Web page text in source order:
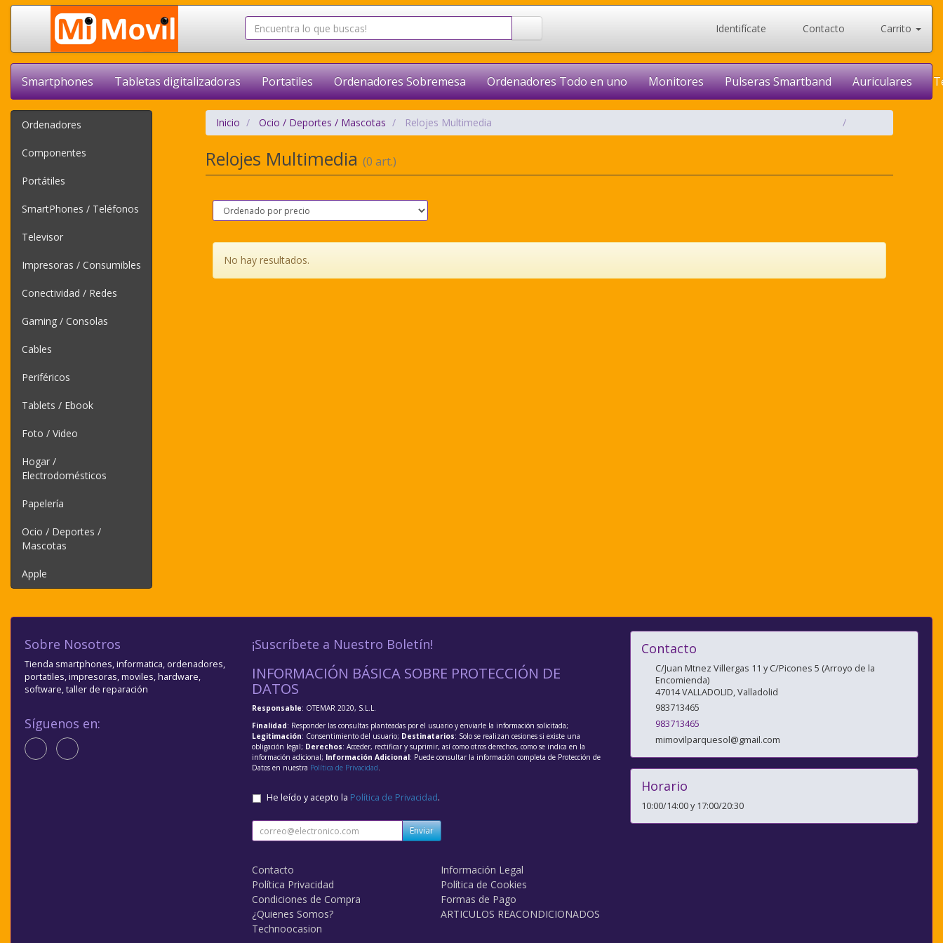
Identifícate Contacto Carrito
Smartphones Tabletas digitalizadoras Portatiles Ordenadores Sobremesa Ordenadores Todo en uno Monitores Pulseras Smartband Auriculares
Ordenadores
Componentes
Portátiles
SmartPhones / Teléfonos
Televisor
Impresoras / Consumibles
Conectividad / Redes
Gaming / Consolas
Cables
Periféricos
Tablets / Ebook
Foto / Video
Hogar /
Electrodomésticos
Papelería
Ocio / Deportes /
Mascotas
Apple
Inicio Ocio / Deportes / Mascotas Relojes Multimedia
Relojes Multimedia (0 art.)
No hay resultados.
Sobre Nosotros
Tienda smartphones, informatica, ordenadores,
portatiles, impresoras, moviles, hardware,
software, taller de reparación
Síguenos en:
¡Suscríbete a Nuestro Boletín!
INFORMACIÓN BÁSICA SOBRE PROTECCIÓN DE
DATOS
Responsable: OTEMAR 2020, S.L.L.
Finalidad: Responder las consultas planteadas por el usuario y enviarle la información solicitada;
Legitimación: Consentimiento del usuario; Destinatarios: Solo se realizan cesiones si existe una
obligación legal; Derechos: Acceder, rectificar y suprimir, así como otros derechos, como se indica en la
información adicional; Información Adicional: Puede consultar la información completa de Protección de
Datos en nuestra Política de Privacidad.
He leído y acepto la Política de Privacidad.
Enviar
Contacto
Información Legal
Política Privacidad
Política de Cookies
Condiciones de Compra
Formas de Pago
¿Quienes Somos?
ARTICULOS REACONDICIONADOS
Technoocasion
Contacto
C/Juan Mtnez Villergas 11 y C/Picones 5 (Arroyo de la
Encomienda)
47014VALLADOLID,Valladolid
983713465
983713465
mimovilparquesol@gmail.com
Horario
10:00/14:00 y 17:00/20:30